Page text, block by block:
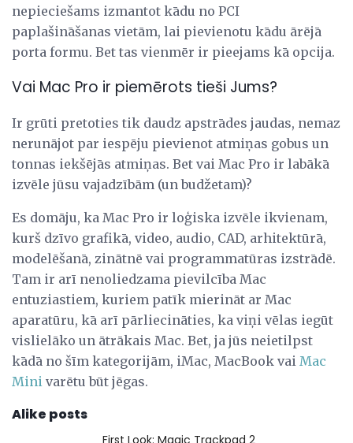
nepieciešams izmantot kādu no PCI
paplašināšanas vietām, lai pievienotu kādu ārējā
porta formu. Bet tas vienmēr ir pieejams kā opcija.
Vai Mac Pro ir piemērots tieši Jums?
Ir grūti pretoties tik daudz apstrādes jaudas, nemaz
nerunājot par iespēju pievienot atmiņas gobus un
tonnas iekšējās atmiņas. Bet vai Mac Pro ir labākā
izvēle jūsu vajadzībām (un budžetam)?
Es domāju, ka Mac Pro ir loģiska izvēle ikvienam,
kurš dzīvo grafikā, video, audio, CAD, arhitektūrā,
modelēšanā, zinātnē vai programmatūras izstrādē.
Tam ir arī nenoliedzama pievilcība Mac
entuziastiem, kuriem patīk mierināt ar Mac
aparatūru, kā arī pārliecināties, ka viņi vēlas iegūt
vislielāko un ātrākais Mac. Bet, ja jūs neietilpst
kādā no šīm kategorijām, iMac, MacBook vai Mac
Mini varētu būt jēgas.
Alike posts
First Look: Magic Trackpad 2